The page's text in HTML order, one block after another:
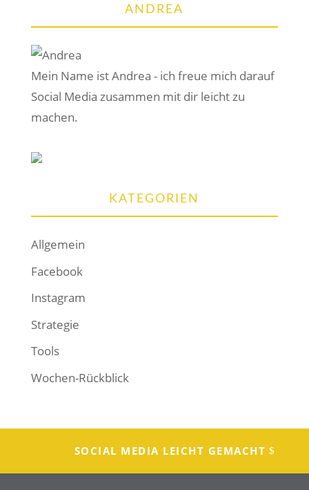
ANDREA
Mein Name ist Andrea - ich freue mich darauf
Social Media zusammen mit dir leicht zu
machen.
KATEGORIEN
Allgemein
Facebook
Instagram
Strategie
Tools
Wochen-Rückblick
SOCIAL MEDIA LEICHT GEMACHT